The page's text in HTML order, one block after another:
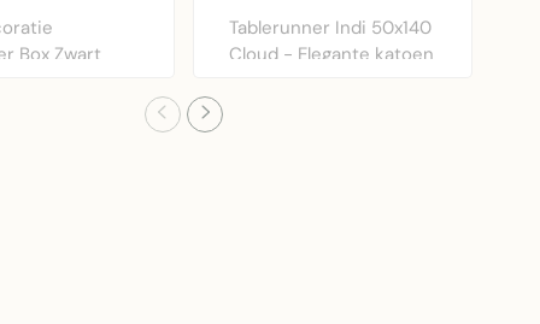
Box Zwart
Tablerunner Indi 50x140
Cloud - Elegante katoen